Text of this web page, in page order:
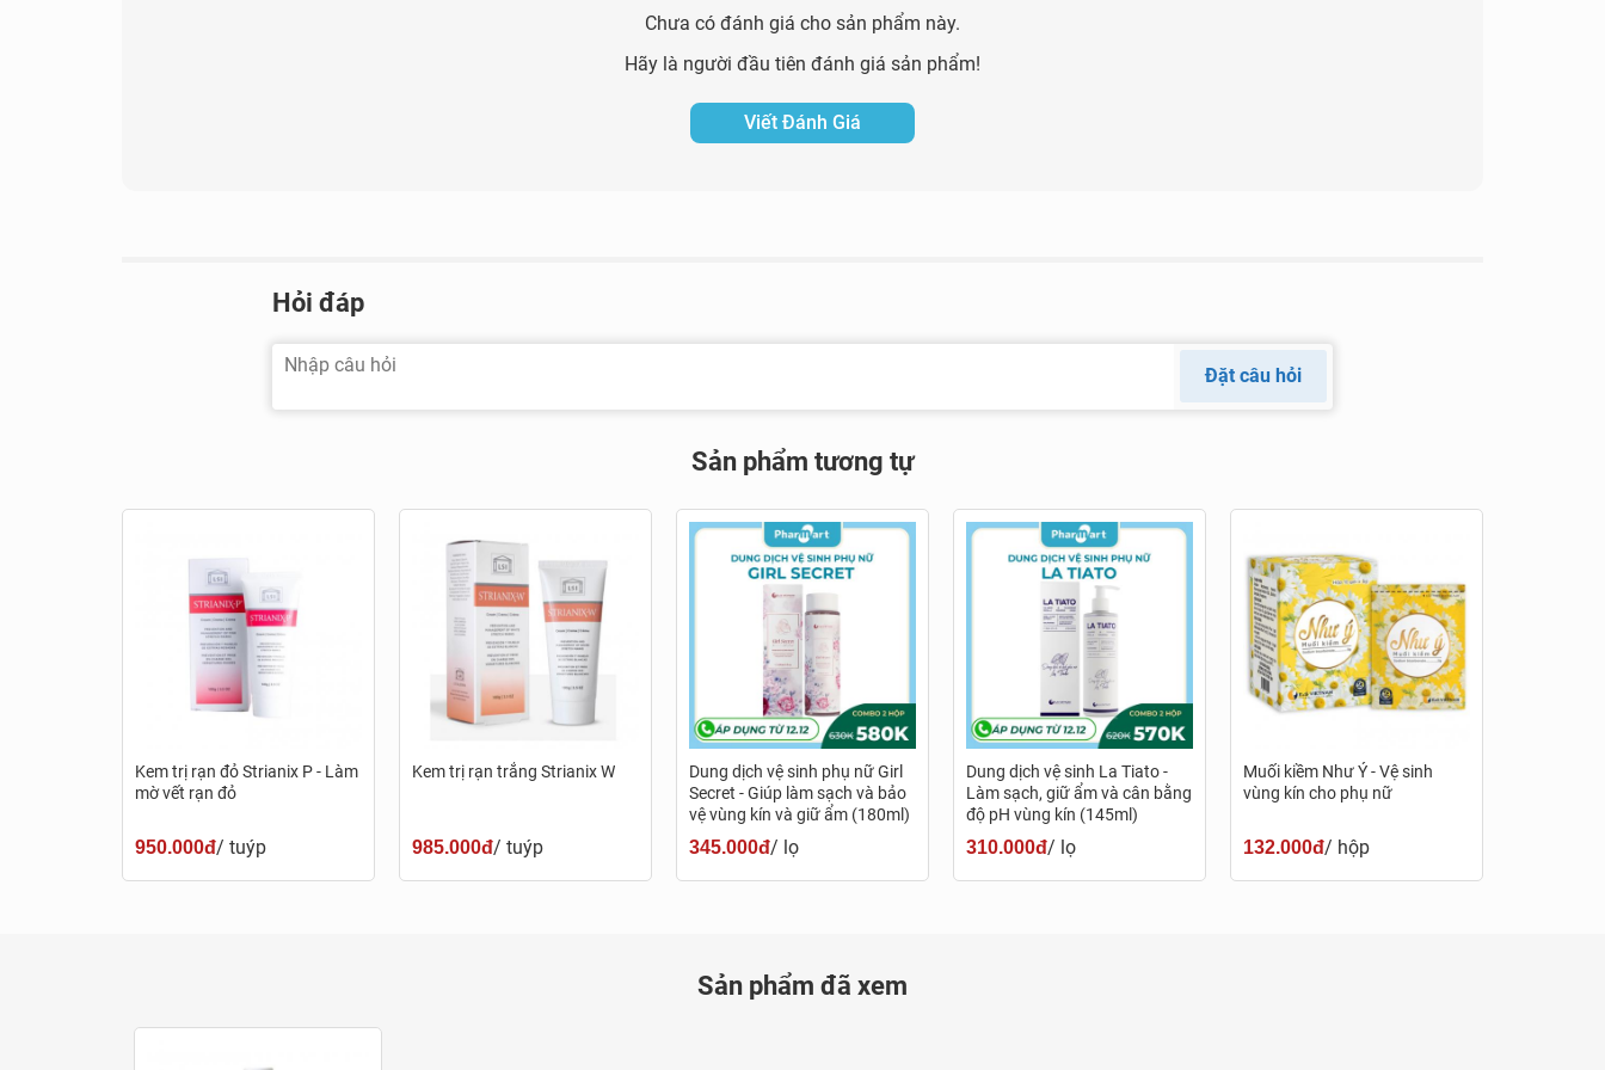
Lactacyd Odor Fresh đang được bán chính hãng tại Nhà thuốc Pharmart.vn
Để mua sản phẩm chính hãng, chất lượng, đúng giá, bạn có thể tìm mua trên website hoặc mua trực tiếp tại hệ thống
nhà thuốc Pharmart.vn.
để nhận được sự tư vấn, hỗ trợ kịp thời về sản phẩm cũng như chính sách
mua hàng tốt nhất.
Chưa có đánh giá cho sản phẩm này.
Hãy là người đầu tiên đánh giá sản phẩm!
Viết Đánh Giá
Hỏi đáp
Đặt câu hỏi
Sản phẩm tương tự
Kem trị rạn đỏ Strianix P - Làm
mờ vết rạn đỏ
950.000đ/ tuýp
Kem trị rạn trắng Strianix W
985.000đ/ tuýp
Dung dịch vệ sinh phụ nữ Girl
Secret - Giúp làm sạch và bảo
vệ vùng kín và giữ ẩm (180ml)
345.000đ/ lọ
Dung dịch vệ sinh La Tiato -
Làm sạch, giữ ẩm và cân bằng
độ pH vùng kín (145ml)
310.000đ/ lọ
Muối kiềm Như Ý - Vệ sinh
vùng kín cho phụ nữ
132.000đ/ hộp
Sản phẩm đã xem